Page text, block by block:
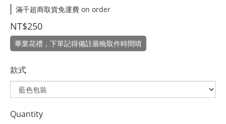
滿千超商取貨免運費 on order
NT$250
畢業花禮，下單記得備註最晚取件時間唷
款式
Quantity